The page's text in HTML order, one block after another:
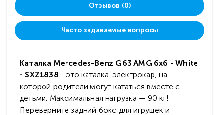
Отзывов (0)
Часто задаваемые вопросы
Каталка Mercedes-Benz G63 AMG 6x6 - White
- SXZ1838 - это каталка-электрокар, на
которой родители могут кататься вместе с
детьми. Максимальная нагрузка — 90 кг!
Переверните задний бокс для игрушек и